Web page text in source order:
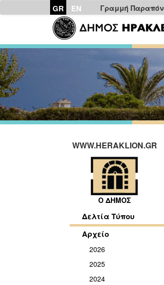
GR EN Γραμμή
WWW.HERAKLION.GR
Ο ΔΗΜΟΣ
Δελτία Τύπου
Αρχείο
2026
2025
2024